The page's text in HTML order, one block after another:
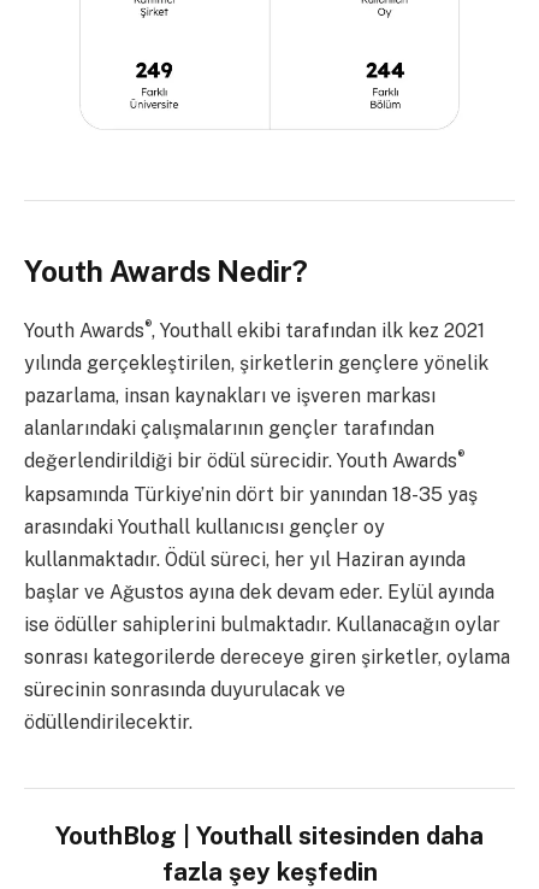
Youth Awards Nedir?
Youth Awards®, Youthall ekibi tarafından ilk kez 2021
yılında gerçekleştirilen, şirketlerin gençlere yönelik
pazarlama, insan kaynakları ve işveren markası
alanlarındaki çalışmalarının gençler tarafından
değerlendirildiği bir ödül sürecidir. Youth Awards®
kapsamında Türkiye’nin dört bir yanından 18-35 yaş
arasındaki Youthall kullanıcısı gençler oy
kullanmaktadır. Ödül süreci, her yıl Haziran ayında
başlar ve Ağustos ayına dek devam eder. Eylül ayında
ise ödüller sahiplerini bulmaktadır. Kullanacağın oylar
sonrası kategorilerde dereceye giren şirketler, oylama
sürecinin sonrasında duyurulacak ve
ödüllendirilecektir.
YouthBlog | Youthall sitesinden daha
fazla şey keşfedin